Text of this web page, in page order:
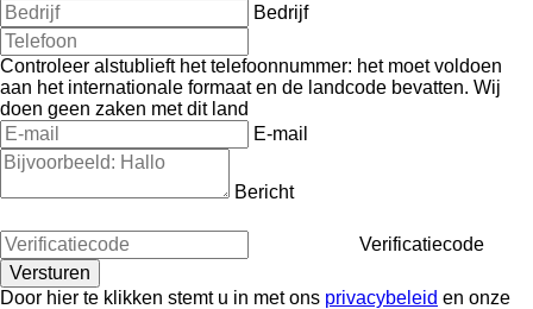
Bedrijf
Controleer alstublieft het telefoonnummer: het moet voldoen
aan het internationale formaat en de landcode bevatten. Wij
doen geen zaken met dit land
E-mail
Bericht
Verificatiecode
Door hier te klikken stemt u in met ons privacybeleid en onze